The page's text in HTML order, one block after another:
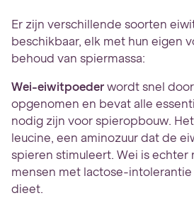
Er zijn verschillende soorten
beschikbaar, elk met hun eigen
behoud van spiermassa:
Wei-eiwitpoeder wordt snel
opgenomen en bevat alle
nodig zijn voor spieropbouw.
leucine, een aminozuur dat de
spieren stimuleert. Wei is echter
mensen met lactose-
dieet.